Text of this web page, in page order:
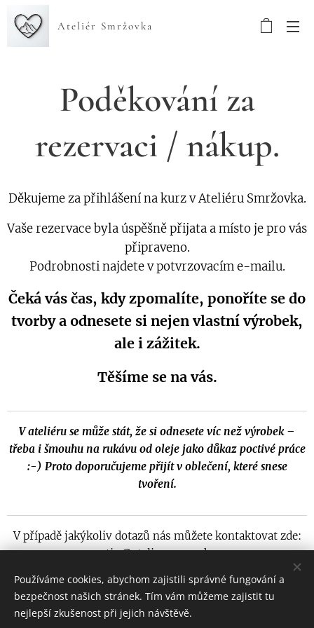
Ateliér Smržovka
Poděkování za
rezervaci / nákup.
Děkujeme za přihlášení na kurz v Ateliéru Smržovka.
Vaše rezervace byla úspěšně přijata a místo je pro vás
připraveno.
Podrobnosti najdete v potvrzovacím e-mailu.
Čeká vás čas, kdy zpomalíte, ponoříte se do
tvorby a odnesete si nejen vlastní výrobek,
ale i zážitek.
Těšíme se na vás.
V ateliéru se může stát, že si odnesete víc než výrobek –
třeba i šmouhu na rukávu od oleje jako důkaz poctivé práce
:-) Proto doporučujeme přijít v oblečení, které snese
tvoření.
V případě jakýkoliv dotazů nás můžete kontaktovat zde:
martin@ateliersmrzovka.cz
Používáme cookies, abychom zajistili správné fungování a
bezpečnost našich stránek. Tím vám můžeme zajistit tu
nejlepší zkušenost při jejich návštěvě.